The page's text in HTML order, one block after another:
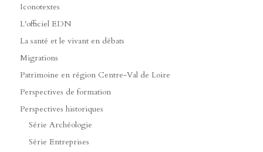
Iconotextes
L'officiel EDN
La santé et le vivant en débats
Migrations
Patrimoine en région Centre-Val de Loire
Perspectives de formation
Perspectives historiques
Série Archéologie
Série Entreprises